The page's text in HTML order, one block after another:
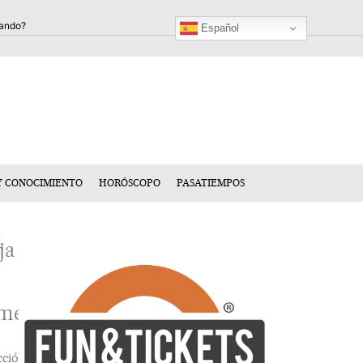
Español
CONOCIMIENTO HORÓSCOPO PASATIEMPOS